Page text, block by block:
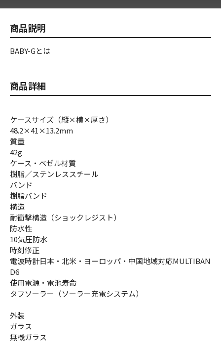
商品説明
BABY-Gとは
商品詳細
ケースサイズ（縦×横×厚さ）
48.2×41×13.2mm
質量
42g
ケース・ベゼル材質
樹脂／ステンレススチール
バンド
樹脂バンド
構造
耐衝撃構造（ショックレジスト）
防水性
10気圧防水
時刻修正
電波時計日本・北米・ヨーロッパ・中国地域対応MULTIBAN
D6
使用電源・電池寿命
タフソーラー（ソーラー充電システム）
外装
ガラス
無機ガラス